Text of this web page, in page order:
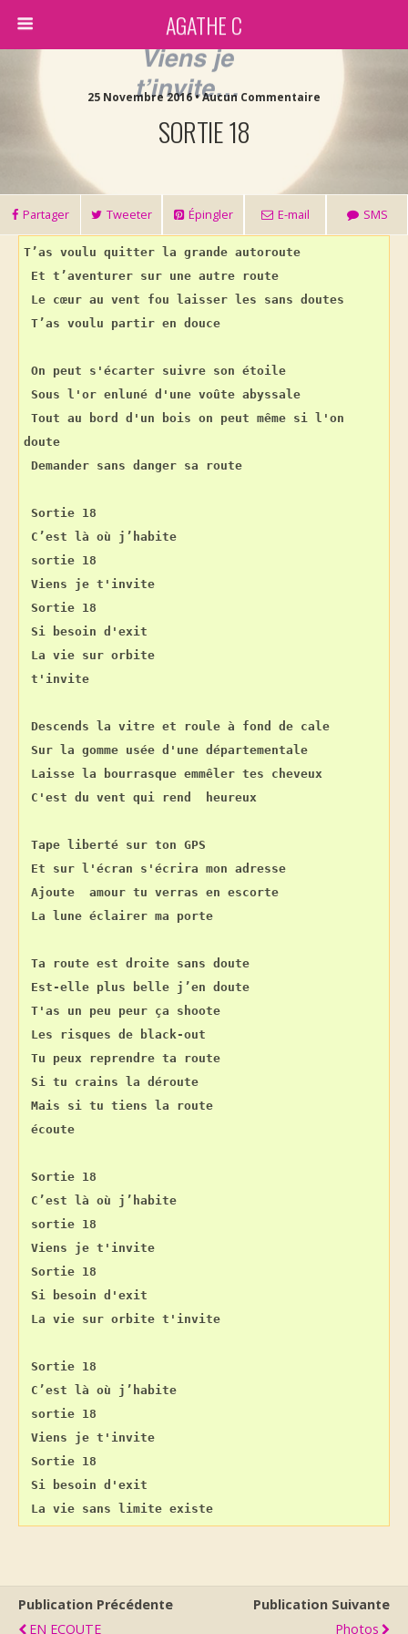
AGATHE C
25 Novembre 2016 • Aucun Commentaire
SORTIE 18
Partager Tweeter Épingler E-mail SMS
T’as voulu quitter la grande autoroute
Et t’aventurer sur une autre route
Le cœur au vent fou laisser les sans doutes
T’as voulu partir en douce
On peut s'écarter suivre son étoile
Sous l'or enluné d'une voûte abyssale
Tout au bord d'un bois on peut même si l'on
doute
Demander sans danger sa route
Sortie 18
C’est là où j’habite
sortie 18
Viens je t'invite
Sortie 18
Si besoin d'exit
La vie sur orbite
t'invite
Descends la vitre et roule à fond de cale
Sur la gomme usée d'une départementale
Laisse la bourrasque emmêler tes cheveux
C'est du vent qui rend  heureux
Tape liberté sur ton GPS
Et sur l'écran s'écrira mon adresse
Ajoute  amour tu verras en escorte
La lune éclairer ma porte
Ta route est droite sans doute
Est-elle plus belle j’en doute
T'as un peu peur ça shoote
Les risques de black-out
Tu peux reprendre ta route
Si tu crains la déroute
Mais si tu tiens la route
écoute
Sortie 18
C’est là où j’habite
sortie 18
Viens je t'invite
Sortie 18
Si besoin d'exit
La vie sur orbite t'invite
Sortie 18
C’est là où j’habite
sortie 18
Viens je t'invite
Sortie 18
Si besoin d'exit
La vie sans limite existe
Publication Précédente
EN ECOUTE
Publication Suivante
Photos